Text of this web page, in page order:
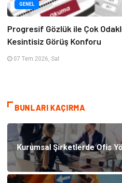
GENEL
Progresif Gözlük ile Çok
Kesintisiz Görüş Konforu
07 Tem 2026, Sal
BUNLARI KAÇIRMA
Kurumsal Şirketlerde Ofis